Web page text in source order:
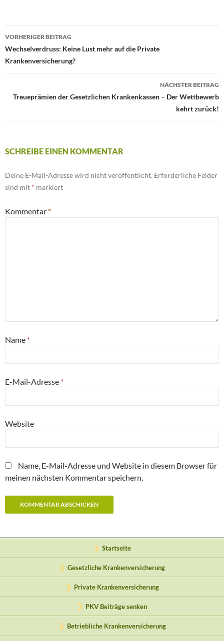
Beitrags-
Navigation
VORHERIGER BEITRAG
Wechselverdruss: Keine Lust mehr auf die Private
Krankenversicherung?
NÄCHSTER BEITRAG
Treueprämien der Gesetzlichen Krankenkassen – Der Wettbewerb
kehrt zurück!
SCHREIBE EINEN KOMMENTAR
Deine E-Mail-Adresse wird nicht veröffentlicht. Erforderliche Felder
sind mit * markiert
Kommentar *
Name *
E-Mail-Adresse *
Website
Name, E-Mail-Adresse und Website in diesem Browser für
meinen nächsten Kommentar speichern.
Startseite
Gesetzliche Krankenversicherung
Private Krankenversicherung
PKV Beiträge senken
Betriebliche Krankenversicherung